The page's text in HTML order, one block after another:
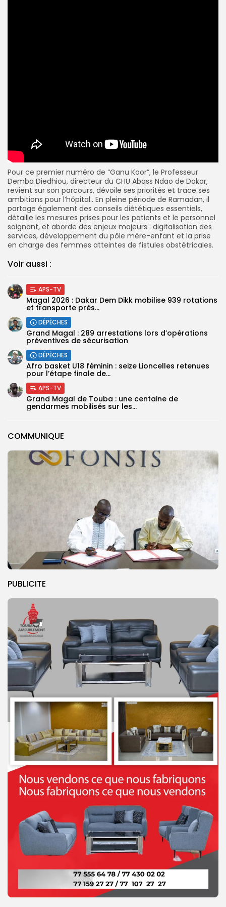
COMMUNIQUE
PUBLICITE
Pour ce premier numéro de “Ganu Koor”, le Professeur
Demba Diedhiou, directeur du CHU Abass Ndao de Dakar,
revient sur son parcours, dévoile ses priorités et trace ses
ambitions pour l’hôpital.. En pleine période de Ramadan, il
partage également des conseils diététiques essentiels,
détaille les mesures prises pour les patients et le personnel
soignant, et aborde des enjeux majeurs : digitalisation des
services, développement du pôle mère-enfant et la prise
en charge des femmes atteintes de fistules obstétricales.
Voir aussi :
APS-TV
Magal 2026 : Dakar Dem Dikk mobilise 939 rotations
et transporte près...
DÉPÊCHES
Grand Magal : 289 arrestations lors d’opérations
préventives de sécurisation
DÉPÊCHES
‎Afro basket U18 féminin : seize Lioncelles retenues
pour l’étape finale de...
APS-TV
Grand Magal de Touba : une centaine de
gendarmes mobilisés sur les...